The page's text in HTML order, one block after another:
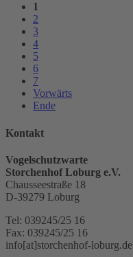
1
2
3
4
5
6
7
Vorwärts
Ende
Kontakt
Vogelschutzwarte
Storchenhof Loburg e.V.
Chausseestraße 18
D-39279 Loburg
Tel: 039245/25 16
Fax: 039245/25 16
info[at]storchenhof-loburg.de